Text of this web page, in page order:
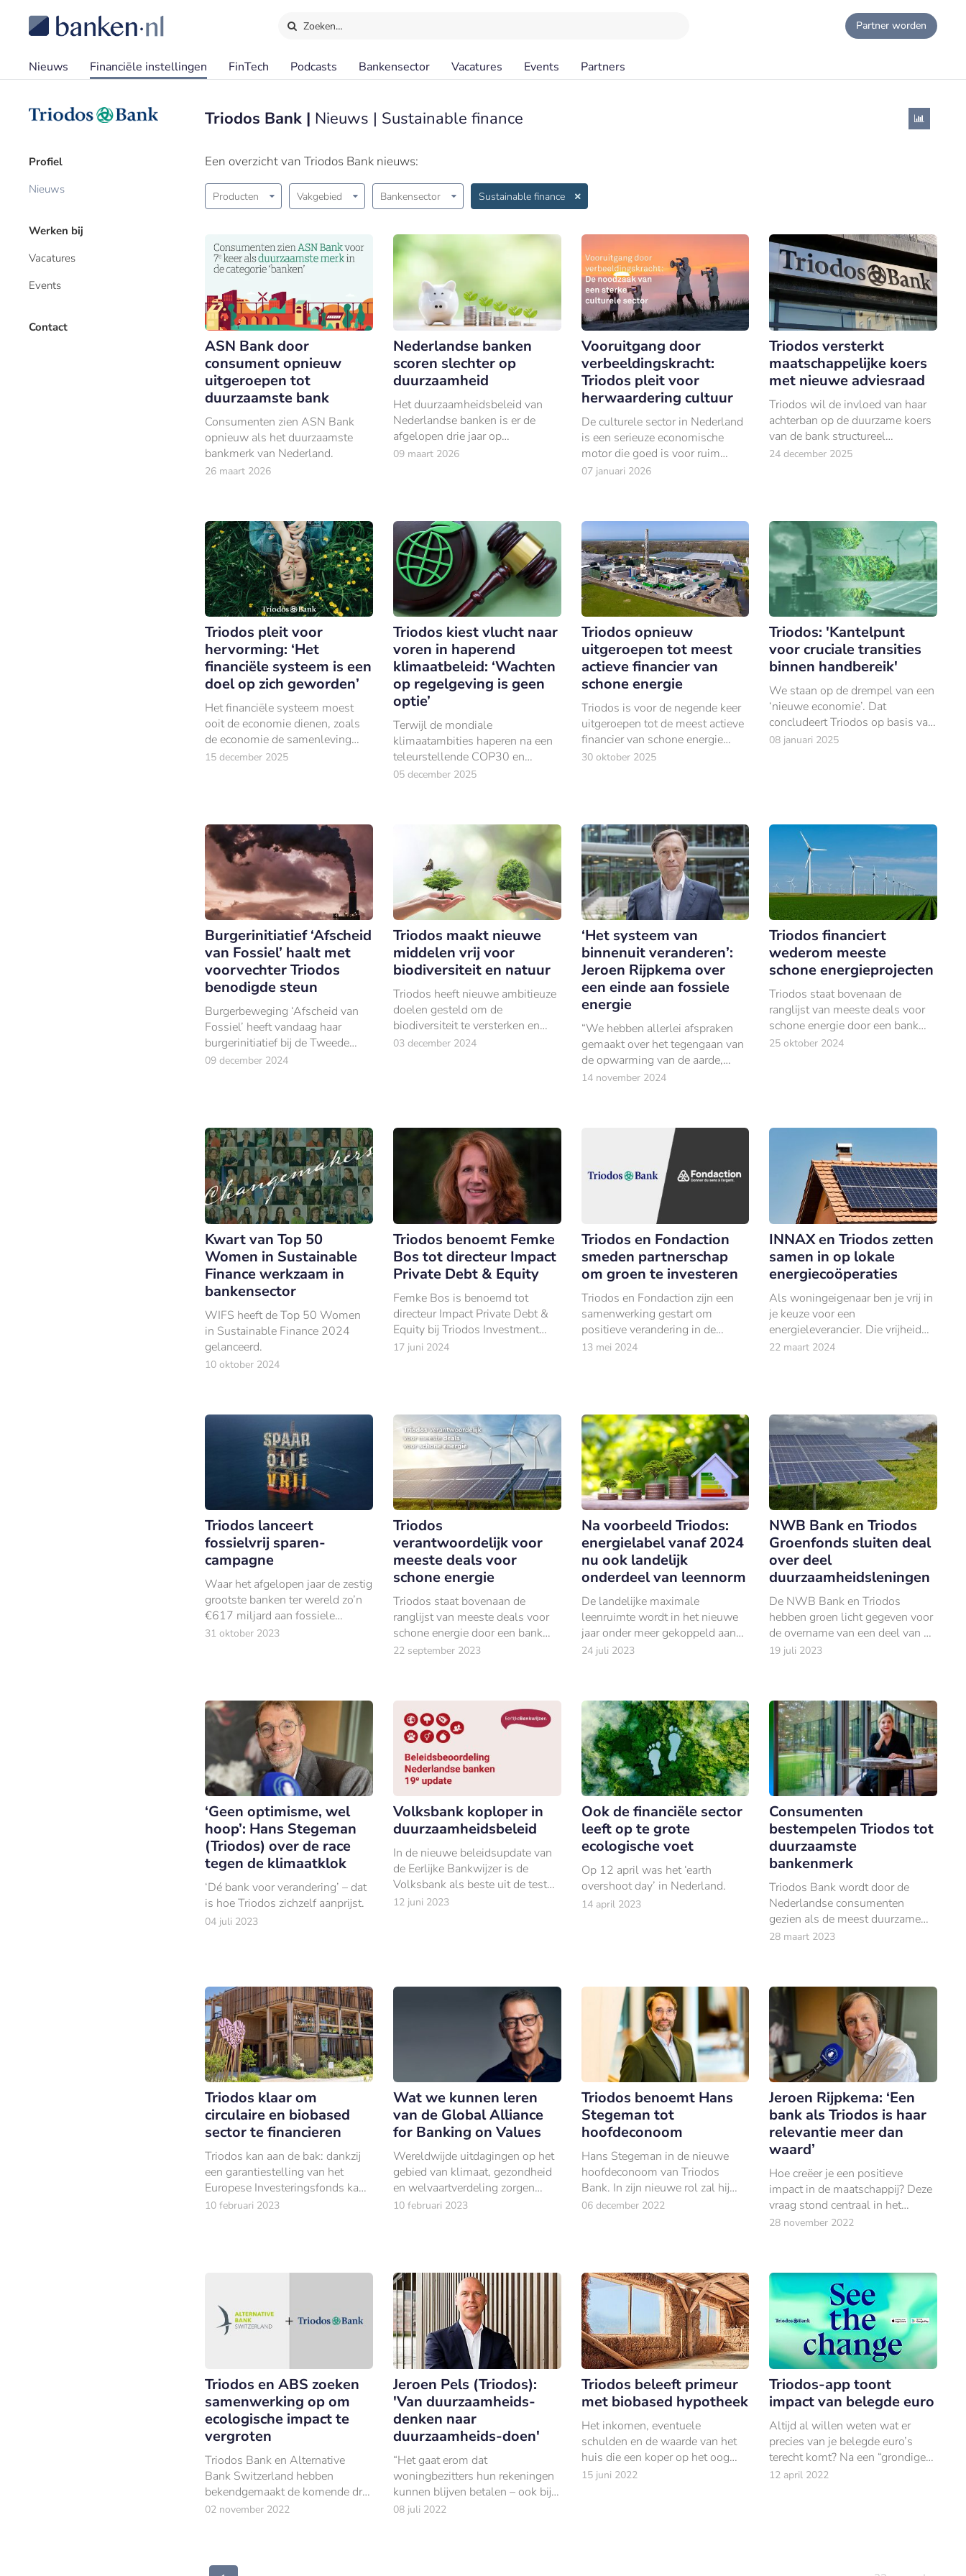
Zoeken… Partner worden
Nieuws Financiële instellingen FinTech Podcasts Bankensector Vacatures Events Partners
Profiel
Nieuws
Werken bij
Vacatures
Events
Contact
Triodos Bank | Nieuws | Sustainable finance
Een overzicht van Triodos Bank nieuws:
Producten Vakgebied Bankensector Sustainable finance
ASN Bank door
consument opnieuw
uitgeroepen tot
duurzaamste bank
Consumenten zien ASN Bank
opnieuw als het duurzaamste
bankmerk van Nederland.
26 maart 2026
Nederlandse banken
scoren slechter op
duurzaamheid
Het duurzaamheidsbeleid van
Nederlandse banken is er de
afgelopen drie jaar op
achteruitgegaan.
09 maart 2026
Vooruitgang door
verbeeldingskracht:
Triodos pleit voor
herwaardering cultuur
De culturele sector in Nederland
is een serieuze economische
motor die goed is voor ruim
120.000 banen en 2,4% van het
07 januari 2026
Triodos versterkt
maatschappelijke koers
met nieuwe adviesraad
Triodos wil de invloed van haar
achterban op de duurzame koers
van de bank structureel
vergroten.
24 december 2025
Triodos pleit voor
hervorming: ‘Het
financiële systeem is een
doel op zich geworden’
Het financiële systeem moest
ooit de economie dienen, zoals
de economie de samenleving
moest dienen. Die volgorde is
15 december 2025
Triodos kiest vlucht naar
voren in haperend
klimaatbeleid: ‘Wachten
op regelgeving is geen
optie’
Terwijl de mondiale
klimaatambities haperen na een
teleurstellende COP30 en
Europa op de rem trapt met
05 december 2025
Triodos opnieuw
uitgeroepen tot meest
actieve financier van
schone energie
Triodos is voor de negende keer
uitgeroepen tot de meest actieve
financier van schone energie
(gemeten naar het totale aantal
30 oktober 2025
Triodos: 'Kantelpunt
voor cruciale transities
binnen handbereik'
We staan op de drempel van een
‘nieuwe economie’. Dat
concludeert Triodos op basis van
een representatief onderzoek
08 januari 2025
Burgerinitiatief ‘Afscheid
van Fossiel’ haalt met
voorvechter Triodos
benodigde steun
Burgerbeweging ‘Afscheid van
Fossiel’ heeft vandaag haar
burgerinitiatief bij de Tweede
Kamer ingediend.
09 december 2024
Triodos maakt nieuwe
middelen vrij voor
biodiversiteit en natuur
Triodos heeft nieuwe ambitieuze
doelen gesteld om de
biodiversiteit te versterken en
natuurlijke oplossingen te
03 december 2024
‘Het systeem van
binnenuit veranderen’:
Jeroen Rijpkema over
een einde aan fossiele
energie
“We hebben allerlei afspraken
gemaakt over het tegengaan van
de opwarming van de aarde,
maar niet over het uitfaseren van
14 november 2024
Triodos financiert
wederom meeste
schone energieprojecten
Triodos staat bovenaan de
ranglijst van meeste deals voor
schone energie door een bank
gesloten – een prestatie die de
25 oktober 2024
Kwart van Top 50
Women in Sustainable
Finance werkzaam in
bankensector
WIFS heeft de Top 50 Women
in Sustainable Finance 2024
gelanceerd.
10 oktober 2024
Triodos benoemt Femke
Bos tot directeur Impact
Private Debt & Equity
Femke Bos is benoemd tot
directeur Impact Private Debt &
Equity bij Triodos Investment
Management.
17 juni 2024
Triodos en Fondaction
smeden partnerschap
om groen te investeren
Triodos en Fondaction zijn een
samenwerking gestart om
positieve verandering in de
wereldwijde financiële sector te
13 mei 2024
INNAX en Triodos zetten
samen in op lokale
energiecoöperaties
Als woningeigenaar ben je vrij in
je keuze voor een
energieleverancier. Die vrijheid
geldt vaak niet voor huurders van
22 maart 2024
Triodos lanceert
fossielvrij sparen-
campagne
Waar het afgelopen jaar de zestig
grootste banken ter wereld zo’n
€617 miljard aan fossiele
bedrijven leenden, kiest Triodos
31 oktober 2023
Triodos
verantwoordelijk voor
meeste deals voor
schone energie
Triodos staat bovenaan de
ranglijst van meeste deals voor
schone energie door een bank
gesloten. De duurzame bank
22 september 2023
Na voorbeeld Triodos:
energielabel vanaf 2024
nu ook landelijk
onderdeel van leennorm
De landelijke maximale
leenruimte wordt in het nieuwe
jaar onder meer gekoppeld aan
het energielabel. Een leennorm
24 juli 2023
NWB Bank en Triodos
Groenfonds sluiten deal
over deel
duurzaamheidsleningen
De NWB Bank en Triodos
hebben groen licht gegeven voor
de overname van een deel van de
kredietportefeuille van
19 juli 2023
‘Geen optimisme, wel
hoop’: Hans Stegeman
(Triodos) over de race
tegen de klimaatklok
‘Dé bank voor verandering’ – dat
is hoe Triodos zichzelf aanprijst.
04 juli 2023
Volksbank koploper in
duurzaamheidsbeleid
In de nieuwe beleidsupdate van
de Eerlijke Bankwijzer is de
Volksbank als beste uit de test
gekomen.
12 juni 2023
Ook de financiële sector
leeft op te grote
ecologische voet
Op 12 april was het ‘earth
overshoot day’ in Nederland.
14 april 2023
Consumenten
bestempelen Triodos tot
duurzaamste
bankenmerk
Triodos Bank wordt door de
Nederlandse consumenten
gezien als de meest duurzame
bank in de sector. Dat blijkt uit de
28 maart 2023
Triodos klaar om
circulaire en biobased
sector te financieren
Triodos kan aan de bak: dankzij
een garantiestelling van het
Europese Investeringsfonds kan
de duurzame bank tot €67
10 februari 2023
Wat we kunnen leren
van de Global Alliance
for Banking on Values
Wereldwijde uitdagingen op het
gebied van klimaat, gezondheid
en welvaartverdeling zorgen
ervoor dat steeds meer
10 februari 2023
Triodos benoemt Hans
Stegeman tot
hoofdeconoom
Hans Stegeman in de nieuwe
hoofdeconoom van Triodos
Bank. In zijn nieuwe rol zal hij
zich richten op het verkrijgen van
06 december 2022
Jeroen Rijpkema: ‘Een
bank als Triodos is haar
relevantie meer dan
waard’
Hoe creëer je een positieve
impact in de maatschappij? Deze
vraag stond centraal in het
boeiende gesprek dat gastheer
28 november 2022
Triodos en ABS zoeken
samenwerking op om
ecologische impact te
vergroten
Triodos Bank en Alternative
Bank Switzerland hebben
bekendgemaakt de komende drie
jaar gezamenlijk duurzame
02 november 2022
Jeroen Pels (Triodos):
'Van duurzaamheids-
denken naar
duurzaamheids-doen'
“Het gaat erom dat
woningbezitters hun rekeningen
kunnen blijven betalen – ook bij
stijgende energielasten. De
08 juli 2022
Triodos beleeft primeur
met biobased hypotheek
Het inkomen, eventuele
schulden en de waarde van het
huis die een koper op het oog
heeft: het zijn allemaal factoren
15 juni 2022
Triodos-app toont
impact van belegde euro
Altijd al willen weten wat er
precies van je belegde euro’s
terecht komt? Na een “grondige”
update van de app deelt Triodos
12 april 2022